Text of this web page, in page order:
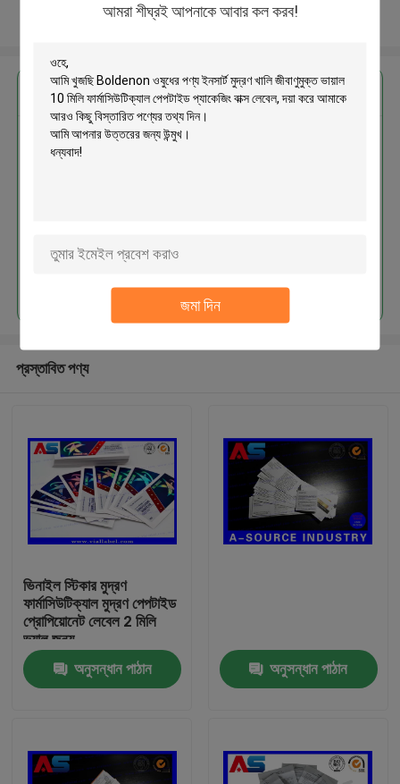
আমরা শীঘ্রই আপনাকে আবার কল করব!
জমা দিন
আমাদের সম্পর্কে
আরো দেখুন
এর সেরা মূল্য পান
Boldenon ওষুধের পণ্য ইনসার্ট মুদ্রণ খালি
প্রস্তাবিত পণ্য
ভিনাইল স্টিকার মুদ্রণ
ফার্মাসিউটিক্যাল মুদ্রণ পেপটাইড
প্রোপিয়োনেট লেবেল 2 মিলি
ভ্যালু জন্য
অনুসন্ধান পাঠান
অনুসন্ধান পাঠান